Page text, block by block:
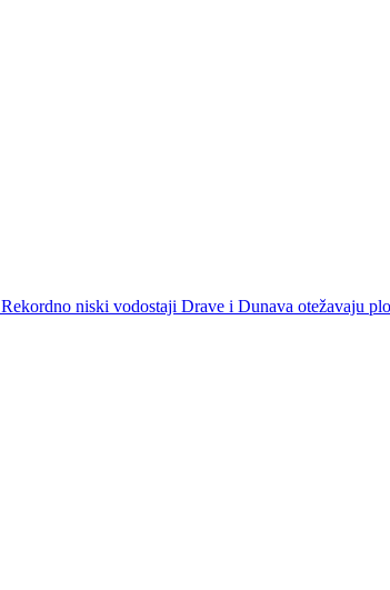
Rekordno niski vodostaji Drave i Dunava otežavaju